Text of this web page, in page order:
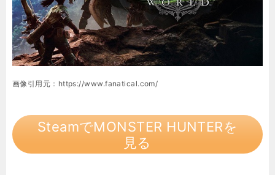
画像引用元：https://www.fanatical.com/
SteamでMONSTER HUNTERを
見る